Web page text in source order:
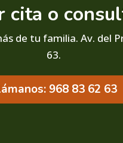
cita o
de tu familia. Av. del
63.
968 83 62 63